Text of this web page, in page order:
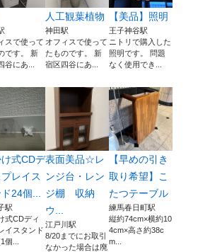
スで使って
です。 新
谷にあ...
人工観葉植物
神田駅
オフィスで使って
たものです。 新
宿区四谷にあ...
【美品】照明
王子神谷駅
ニトリで購入した
照明です。 問題
なく使用でき...
式CDデ
プレイス
24個...
駅
式CDディ
イスタンド
個...
表面美品☆レ
ンジ台・レン
ジ棚 収納
ウ...
江戸川駅
8/20までにお取引
なかった場合は廃
【早めの引き
取り希望】こ
たつテーブル
練馬春日町駅
縦約74cm×横約10
4cm×高さ約38c
m...